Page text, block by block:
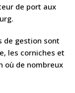
de port aux
de gestion sont
les corniches et
où de nombreux